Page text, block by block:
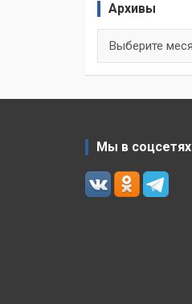
Архивы
Мы в соцсетях